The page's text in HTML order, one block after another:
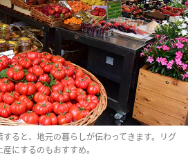
ると、地元の暮らしが伝わってきます。リグ
にするのもおすすめ。